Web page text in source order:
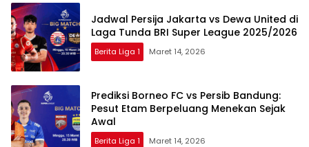
Jadwal Persija Jakarta vs Dewa United di
Laga Tunda BRI Super League 2025/2026
Berita Liga 1 Maret 14, 2026
Prediksi Borneo FC vs Persib Bandung:
Pesut Etam Berpeluang Menekan Sejak
Awal
Berita Liga 1 Maret 14, 2026